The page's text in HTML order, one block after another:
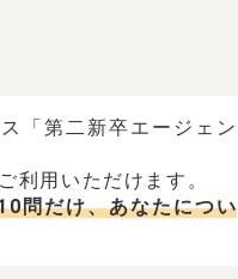
「第二新卒エージェン
利用いただけます。
問だけ、あなたについ